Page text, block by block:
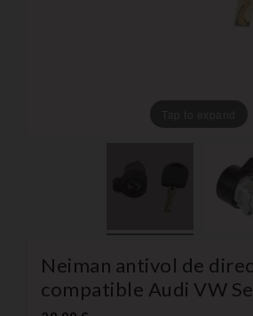
Neiman antivol de
compatible Audi VW